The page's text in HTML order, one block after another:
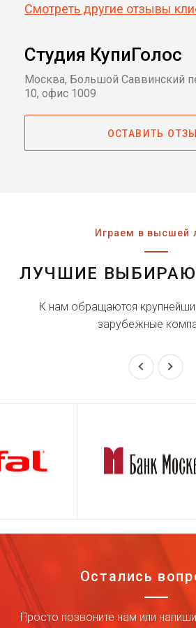
Смотреть другие отзывы
Студия КупиГолос
Москва, Большой Саввинский
10, офис 1009
ОСТАВИТЬ
Играем в высшей
ЛУЧШИЕ
К нам обращаются
зарубежные
Остались
Просто позвоните нам или